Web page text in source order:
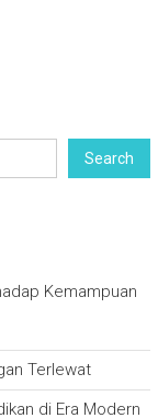
Search
Kemampuan
Terlewat
di Era Modern